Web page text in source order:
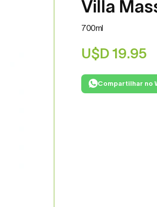
Villa
700ml
U$D19.95
Compartilhar no